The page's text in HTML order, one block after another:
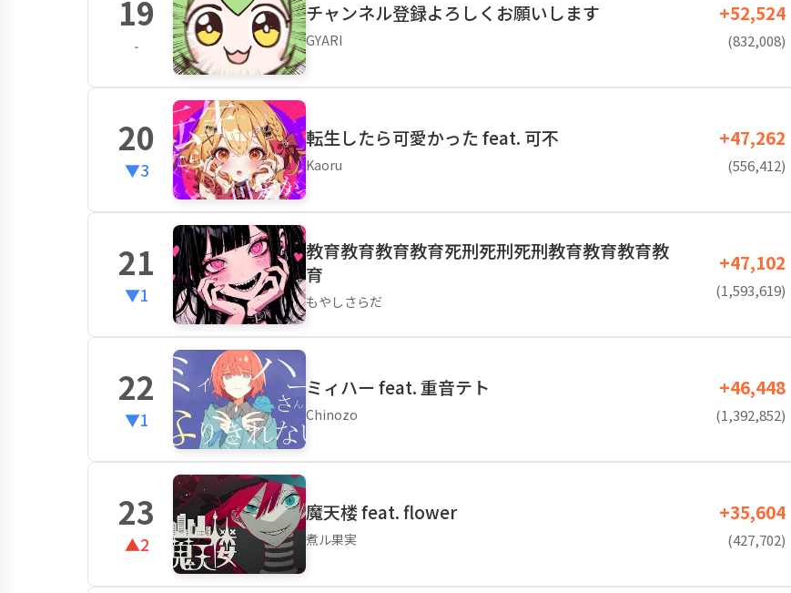
19
-
チャンネル登録よろしくお願いします
GYARI
+52,524
(832,008)
20
▼3
転生したら可愛かった feat. 可不
Kaoru
+47,262
(556,412)
21
▼1
教育教育教育教育死刑死刑死刑教育教育教育教
育
もやしさらだ
+47,102
(1,593,619)
22
▼1
ミィハー feat. 重音テト
Chinozo
+46,448
(1,392,852)
23
▲2
魔天楼 feat. flower
煮ル果実
+35,604
(427,702)